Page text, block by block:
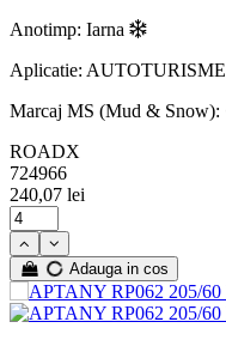
Anotimp: Iarna
Aplicatie: AUTOTURISME
Marcaj MS (Mud & Snow):
ROADX
724966
240,07 lei
Adauga in cos